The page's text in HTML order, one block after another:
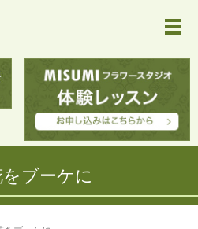
メ
ブーケに